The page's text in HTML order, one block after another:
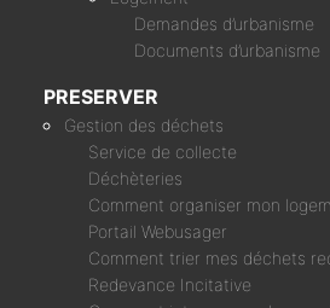
Demandes d’urbanisme
Documents d’urbanisme
PRESERVER
Gestion des déchets
Service de collecte
Déchèteries
Comment organiser mon
Portail Webusager
Comment trier mes déchets
Redevance Incitative